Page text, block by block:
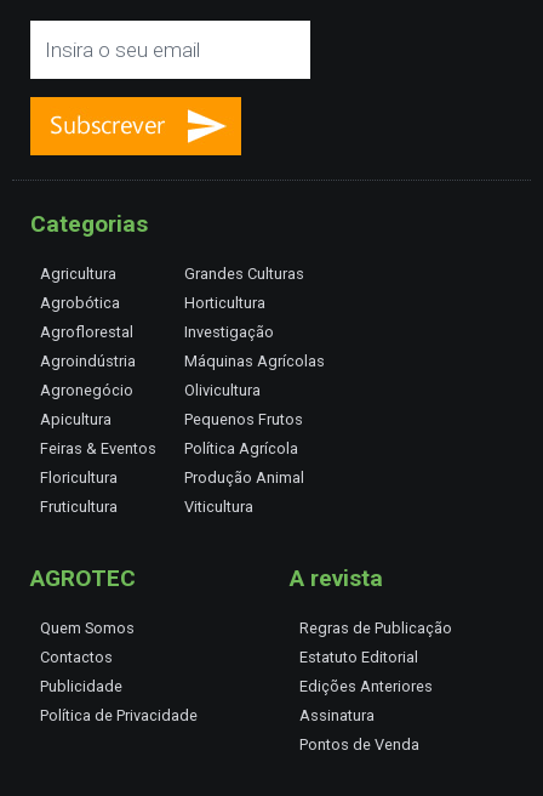
Categorias
Agricultura
Agrobótica
Agroflorestal
Agroindústria
Agronegócio
Apicultura
Feiras & Eventos
Floricultura
Fruticultura
Grandes Culturas
Horticultura
Investigação
Máquinas Agrícolas
Olivicultura
Pequenos Frutos
Política Agrícola
Produção Animal
Viticultura
AGROTEC
Quem Somos
Contactos
Publicidade
Política de Privacidade
A revista
Regras de Publicação
Estatuto Editorial
Edições Anteriores
Assinatura
Pontos de Venda